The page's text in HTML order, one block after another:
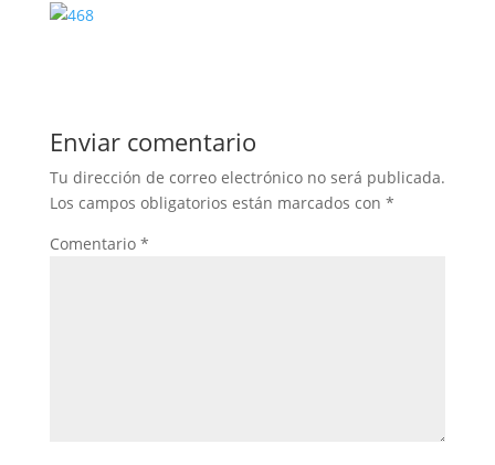
Enviar comentario
Tu dirección de correo electrónico no será publicada.
Los campos obligatorios están marcados con *
Comentario *